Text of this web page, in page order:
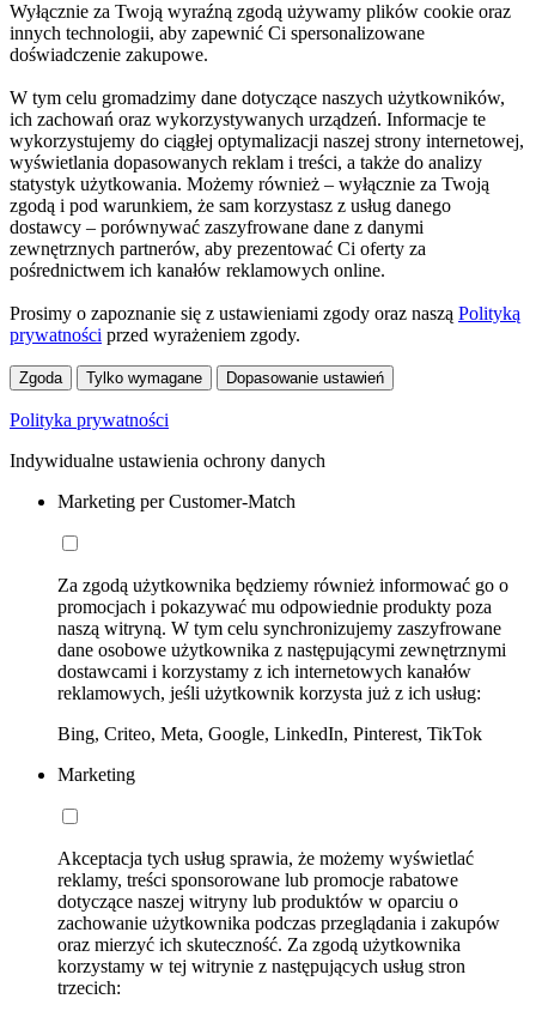
Wyłącznie za Twoją wyraźną zgodą używamy plików cookie oraz
innych technologii, aby zapewnić Ci spersonalizowane
doświadczenie zakupowe.
W tym celu gromadzimy dane dotyczące naszych użytkowników,
ich zachowań oraz wykorzystywanych urządzeń. Informacje te
wykorzystujemy do ciągłej optymalizacji naszej strony internetowej,
wyświetlania dopasowanych reklam i treści, a także do analizy
statystyk użytkowania. Możemy również – wyłącznie za Twoją
zgodą i pod warunkiem, że sam korzystasz z usług danego
dostawcy – porównywać zaszyfrowane dane z danymi
zewnętrznych partnerów, aby prezentować Ci oferty za
pośrednictwem ich kanałów reklamowych online.
Prosimy o zapoznanie się z ustawieniami zgody oraz naszą Polityką
prywatności przed wyrażeniem zgody.
Zgoda Tylko wymagane Dopasowanie ustawień
Polityka prywatności
Indywidualne ustawienia ochrony danych
Marketing per Customer-Match
Za zgodą użytkownika będziemy również informować go o
promocjach i pokazywać mu odpowiednie produkty poza
naszą witryną. W tym celu synchronizujemy zaszyfrowane
dane osobowe użytkownika z następującymi zewnętrznymi
dostawcami i korzystamy z ich internetowych kanałów
reklamowych, jeśli użytkownik korzysta już z ich usług:
Bing, Criteo, Meta, Google, LinkedIn, Pinterest, TikTok
Marketing
Akceptacja tych usług sprawia, że możemy wyświetlać
reklamy, treści sponsorowane lub promocje rabatowe
dotyczące naszej witryny lub produktów w oparciu o
zachowanie użytkownika podczas przeglądania i zakupów
oraz mierzyć ich skuteczność. Za zgodą użytkownika
korzystamy w tej witrynie z następujących usług stron
trzecich: